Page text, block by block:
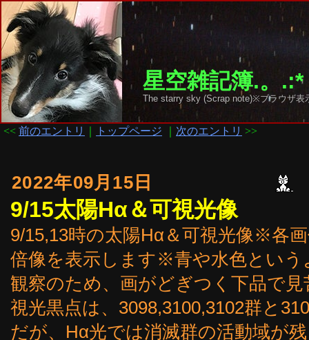
星空雑記簿.。
The starry sky (Scrap note)※ブラウザ
<< 前のエントリ トップページ 次のエントリ >>
2022年09月15日
9/15太陽Hα＆可視光像
9/15,13時の太陽Hα＆可視光像※各
倍像を表示します※青や水色という
観察のため、画がどぎつく下品で
視光黒点は、3098,3100,3102群と
だが、Hα光では消滅群の活動域が